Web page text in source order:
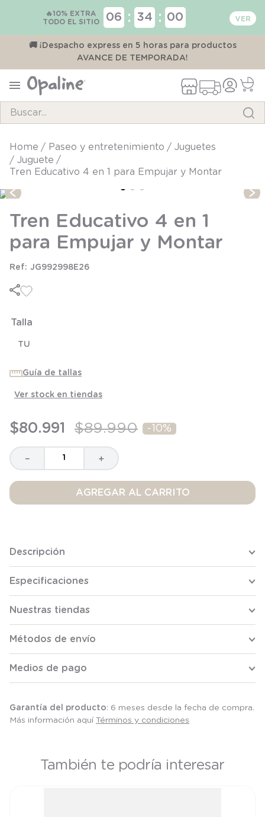
🔥10% EXTRA
TODO EL SITIO
06 : 34 : 00
🚚 ¡Despacho express en 5 horas para productos
AVANCE DE TEMPORADA!
paseo y entretenimiento
juguetes
juguete
Tren Educativo 4 en 1 para Empujar y Montar
Tren Educativo 4 en 1
para Empujar y Montar
JG992998E26
Talla
TU
Guía de tallas
Ver stock en tiendas
$80.991 $89.990 -10%
＋
－
AGREGAR AL CARRITO
Descripción
Especificaciones
Nuestras tiendas
Métodos de envío
Medios de pago
Garantía del producto: 6 meses desde la fecha de compra.
Más información aquí Términos y condiciones
También te podría interesar
TÉRMINOS MÁS BUSCADOS
1.
pijama
4
body
5.
manta
6.
panty
7.